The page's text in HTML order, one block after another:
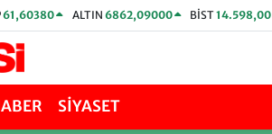
61,60380 ALTIN 6862,09000 BİST14.598,00
SİYASET